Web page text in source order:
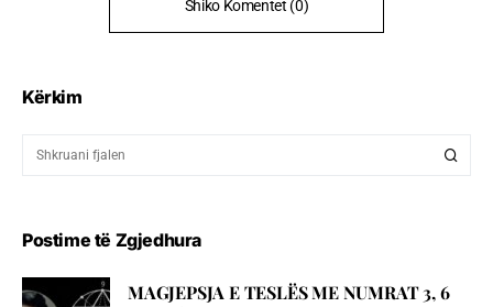
Shiko Komentet (0)
Kërkim
Postime të Zgjedhura
MAGJEPSJA E TESLËS ME NUMRAT 3, 6